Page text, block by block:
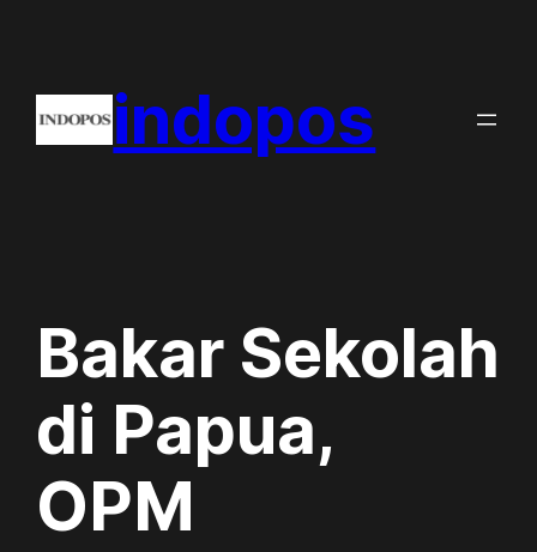
content
indopos
Bakar Sekolah
di Papua,
OPM